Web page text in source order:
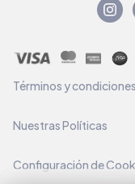
Términos y condiciones
Nuestras Políticas
Configuración de